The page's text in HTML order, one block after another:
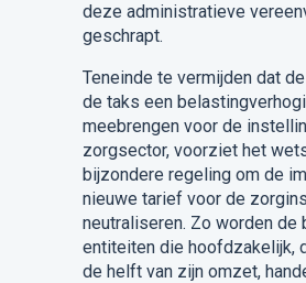
deze administratieve
geschrapt.
Teneinde te vermijden dat
de taks een
meebrengen voor de
zorgsector, voorziet het
bijzondere regeling om de
nieuwe tarief voor de
neutraliseren. Zo worden de
entiteiten die hoofdzakelijk,
de helft van zijn omzet,